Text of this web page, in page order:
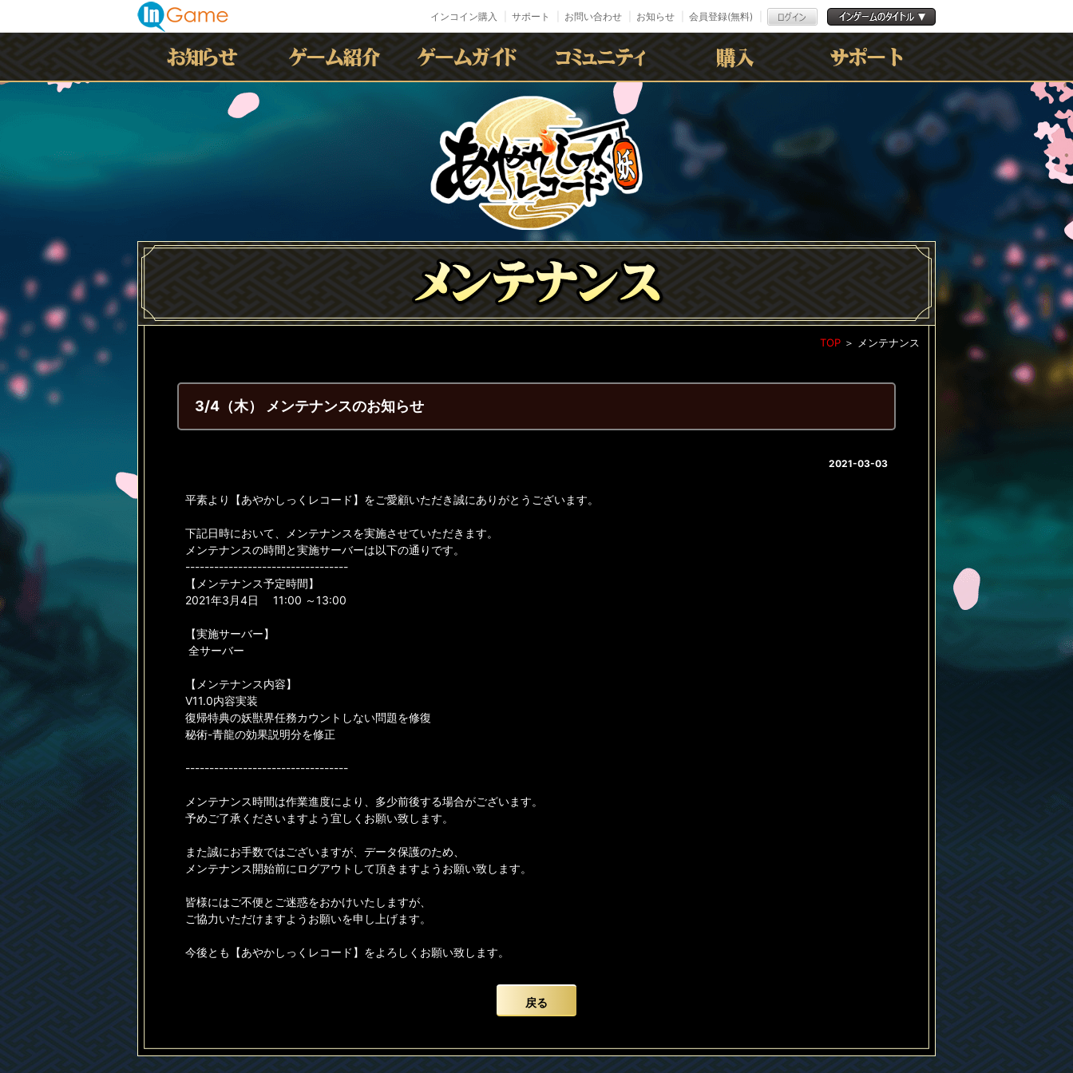
インコイン購入 サポート お問い合わせ お知らせ 会員登録(無料)
イベント 利用規約
ﾌﾟﾗｲﾊﾞｼｰﾎﾟﾘｼｰ
TOP ＞ メンテナンス
3/4（木） メンテナンスのお知らせ
2021-03-03
平素より【あやかしっくレコード】をご愛顧いただき誠にありがとうございます。
下記日時において、メンテナンスを実施させていただきます。
メンテナンスの時間と実施サーバーは以下の通りです。
----------------------------------
【メンテナンス予定時間】
2021年3月4日 11:00 ～13:00
【実施サーバー】
全サーバー
【メンテナンス内容】
V11.0内容実装
復帰特典の妖獣界任務カウントしない問題を修復
秘術-青龍の効果説明分を修正
----------------------------------
メンテナンス時間は作業進度により、多少前後する場合がございます。
予めご了承くださいますよう宜しくお願い致します。
また誠にお手数ではございますが、データ保護のため、
メンテナンス開始前にログアウトして頂きますようお願い致します。
皆様にはご不便とご迷惑をおかけいたしますが、
ご協力いただけますようお願いを申し上げます。
今後とも【あやかしっくレコード】をよろしくお願い致します。
戻る